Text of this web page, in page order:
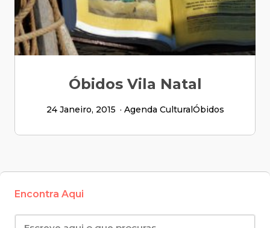
Óbidos Vila Natal
24 Janeiro, 2015 Agenda CulturalÓbidos
Encontra Aqui